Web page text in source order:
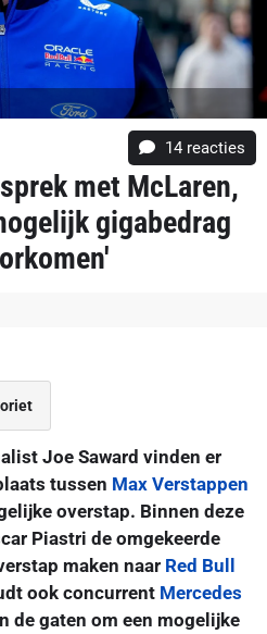
14 reacties
met McLaren,
gigabedrag
Joe Saward vinden er
tussen Max Verstappen
overstap. Binnen deze
Piastri de omgekeerde
maken naar Red Bull
ook concurrent Mercedes
de gaten om een mogelijke